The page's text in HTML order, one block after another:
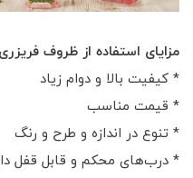
مزایای استفاده از ظروف
* کیفیت بالا و دوام زیاد
* قیمت مناسب
* تنوع در اندازه و طرح و رنگ
* درب‌های محکم و قابل قفل